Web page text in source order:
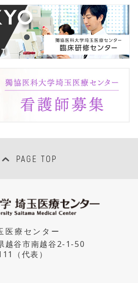
グセンター
センター
ター
PAGE TOP
医療センター
越谷市南越谷2-1-50
（代表）